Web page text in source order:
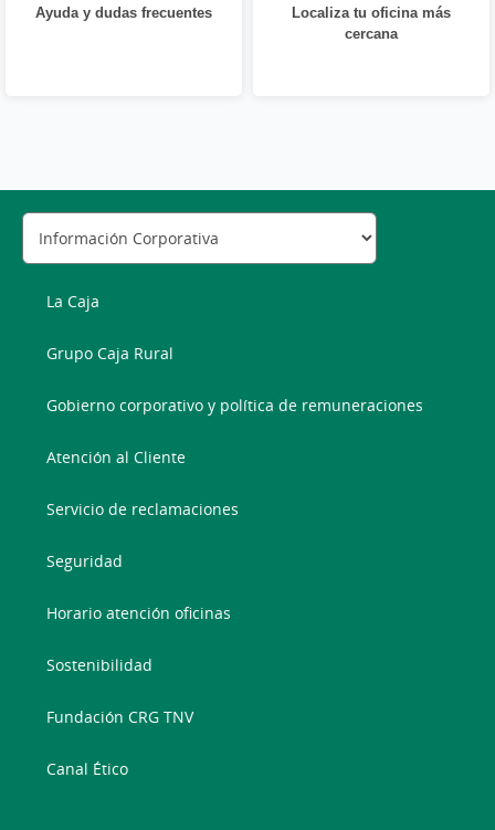
Ayuda y dudas frecuentes
Localiza tu oficina más
cercana
La Caja
Grupo Caja Rural
Gobierno corporativo y política de remuneraciones
Atención al Cliente
Servicio de reclamaciones
Seguridad
Horario atención oficinas
Sostenibilidad
Fundación CRG TNV
Canal Ético